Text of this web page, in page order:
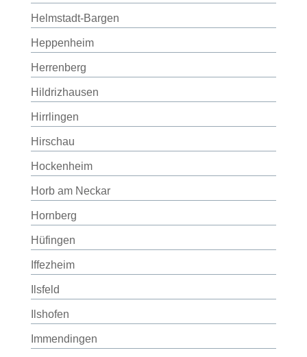
Helmstadt-Bargen
Heppenheim
Herrenberg
Hildrizhausen
Hirrlingen
Hirschau
Hockenheim
Horb am Neckar
Hornberg
Hüfingen
Iffezheim
Ilsfeld
Ilshofen
Immendingen